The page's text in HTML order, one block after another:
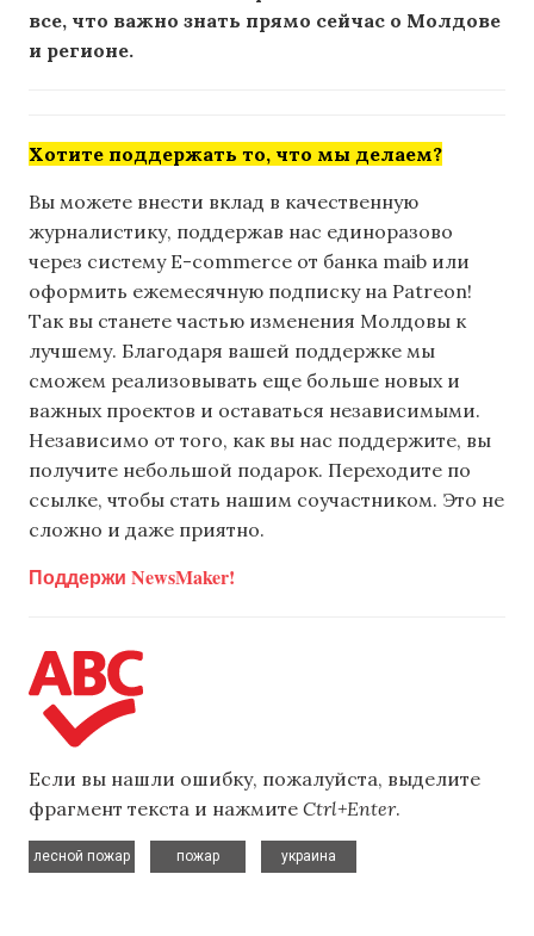
все, что важно знать прямо сейчас о Молдове
и регионе.
Хотите поддержать то, что мы делаем?
Вы можете внести вклад в качественную
журналистику, поддержав нас единоразово
через систему E-commerce от банка maib или
оформить ежемесячную подписку на Patreon!
Так вы станете частью изменения Молдовы к
лучшему. Благодаря вашей поддержке мы
сможем реализовывать еще больше новых и
важных проектов и оставаться независимыми.
Независимо от того, как вы нас поддержите, вы
получите небольшой подарок. Переходите по
ссылке, чтобы стать нашим соучастником. Это не
сложно и даже приятно.
Поддержи NewsMaker!
Если вы нашли ошибку, пожалуйста, выделите
фрагмент текста и нажмите Ctrl+Enter.
лесной пожар
пожар
украина